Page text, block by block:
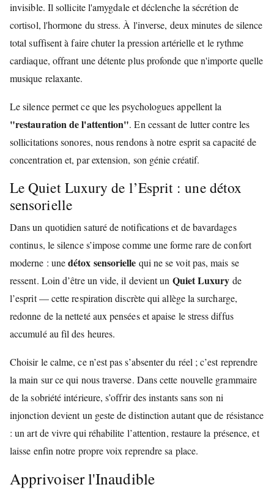
invisible. Il sollicite l'amygdale et déclenche la sécrétion de
cortisol, l'hormone du stress. À l'inverse, deux minutes de silence
total suffisent à faire chuter la pression artérielle et le rythme
cardiaque, offrant une détente plus profonde que n'importe quelle
musique relaxante.
Le silence permet ce que les psychologues appellent la
"restauration de l'attention". En cessant de lutter contre les
sollicitations sonores, nous rendons à notre esprit sa capacité de
concentration et, par extension, son génie créatif.
Le Quiet Luxury de l’Esprit : une détox
sensorielle
Dans un quotidien saturé de notifications et de bavardages
continus, le silence s’impose comme une forme rare de confort
moderne : unedétox sensorielle qui ne se voit pas, mais se
ressent. Loin d’être un vide, il devient un Quiet Luxury de
l’esprit — cette respiration discrète qui allège la surcharge,
redonne de la netteté aux pensées et apaise le stress diffus
accumulé au fil des heures.
Choisir le calme, ce n’est pas s’absenter du réel ; c’est reprendre
la main sur ce qui nous traverse. Dans cette nouvelle grammaire
de la sobriété intérieure, s’offrir des instants sans son ni
injonction devient un geste de distinction autant que de résistance
: un art de vivre qui réhabilite l’attention, restaure la présence, et
laisse enfin notre propre voix reprendre sa place.
Apprivoiser l'Inaudible